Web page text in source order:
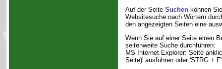
Auf der Seite Suchenkönnen
Websitesuche nach Wörtern
den angezeigten Seiten eine
Wenn Sie auf einer Seite einen
seitenweite Suche durchführen:
MS Internet Explorer: Seite
Seite)' ausführen oder 'STRG +